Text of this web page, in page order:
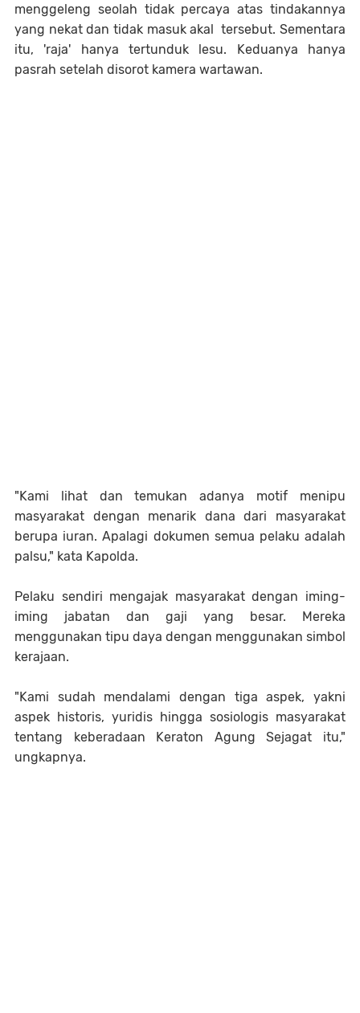
menggeleng seolah tidak percaya atas tindakannya
yang nekat dan tidak masuk akal tersebut. Sementara
itu, 'raja' hanya tertunduk lesu. Keduanya hanya
pasrah setelah disorot kamera wartawan.
"Kami lihat dan temukan adanya motif menipu
masyarakat dengan menarik dana dari masyarakat
berupa iuran. Apalagi dokumen semua pelaku adalah
palsu," kata Kapolda.
Pelaku sendiri mengajak masyarakat dengan iming-
iming jabatan dan gaji yang besar. Mereka
menggunakan tipu daya dengan menggunakan simbol
kerajaan.
"Kami sudah mendalami dengan tiga aspek, yakni
aspek historis, yuridis hingga sosiologis masyarakat
tentang keberadaan Keraton Agung Sejagat itu,"
ungkapnya.